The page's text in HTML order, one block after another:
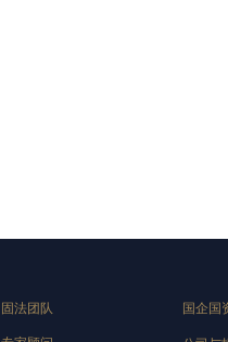
国企国
固法团队